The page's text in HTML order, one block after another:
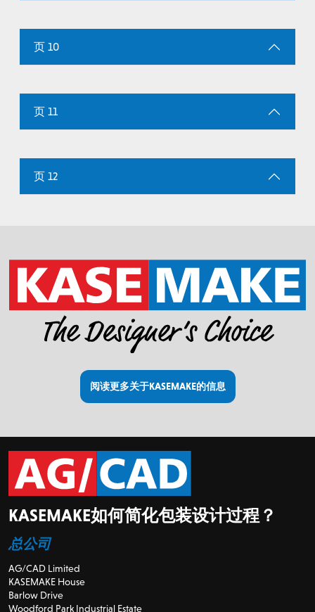
页 10
页 11
页 12
阅读更多关于KASEMAKE的信息
KASEMAKE如何简化包装设计过程？
总公司
AG/CAD Limited
KASEMAKE House
Barlow Drive
Woodford Park Industrial Estate